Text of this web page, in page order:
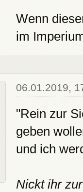
Wenn
im
06.01.2019,
"Rein zur
geben
und ich
Nickt ihr